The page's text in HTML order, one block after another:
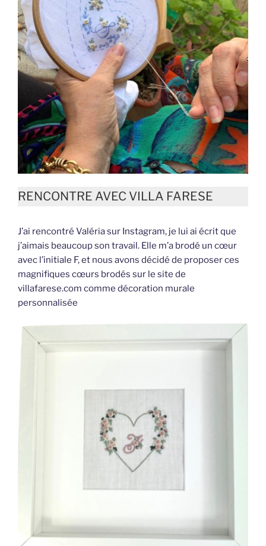
RENCONTRE AVEC VILLA FARESE
J’ai rencontré Valéria sur Instagram, je lui ai écrit que
j’aimais beaucoup son travail. Elle m’a brodé un cœur
avec l’initiale F, et nous avons décidé de proposer ces
magnifiques cœurs brodés sur le site de
villafarese.com comme décoration murale
personnalisée